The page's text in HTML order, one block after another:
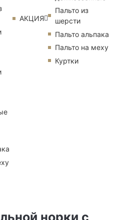
АКЦИЯ
Пальто из
шерсти
Пальто альпака
Пальто на меху
Куртки